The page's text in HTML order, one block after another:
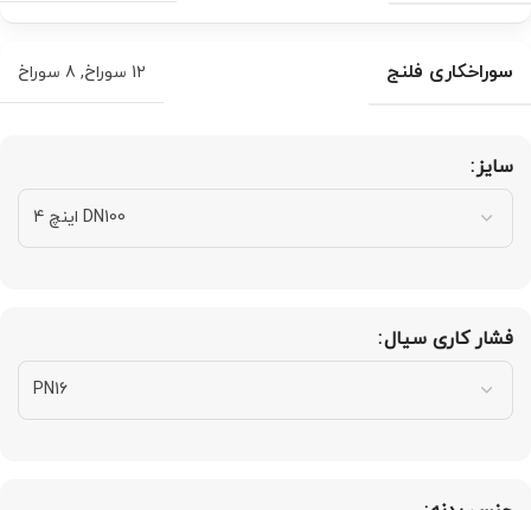
سوراخکاری فلنج 12 سوراخ , 8 سوراخ
سایز
فشار کاری سیال